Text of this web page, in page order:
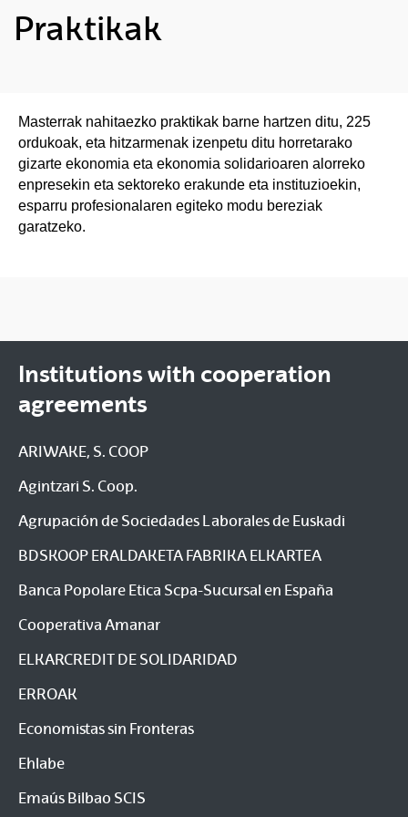
Praktikak
Masterrak nahitaezko praktikak barne hartzen ditu, 225
ordukoak, eta hitzarmenak izenpetu ditu horretarako
gizarte ekonomia eta ekonomia solidarioaren alorreko
enpresekin eta sektoreko erakunde eta instituzioekin,
esparru profesionalaren egiteko modu bereziak
garatzeko.
Institutions with cooperation
agreements
ARIWAKE, S. COOP
Agintzari S. Coop.
Agrupación de Sociedades Laborales de Euskadi
BDSKOOP ERALDAKETA FABRIKA ELKARTEA
Banca Popolare Etica Scpa-Sucursal en España
Cooperativa Amanar
ELKARCREDIT DE SOLIDARIDAD
ERROAK
Economistas sin Fronteras
Ehlabe
Emaús Bilbao SCIS